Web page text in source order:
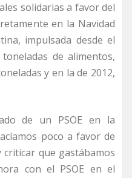
solidarias a favor del
en la Navidad
impulsada desde el
de alimentos,
y en la de 2012,
de un PSOE en la
poco a favor de
criticar que gastábamos
con el PSOE en el